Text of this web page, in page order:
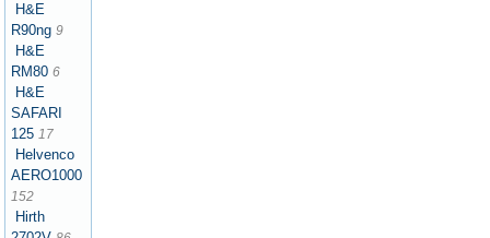
H&E
R90ng 9
H&E
RM80 6
H&E
SAFARI
125 17
Helvenco
AERO1000
152
Hirth